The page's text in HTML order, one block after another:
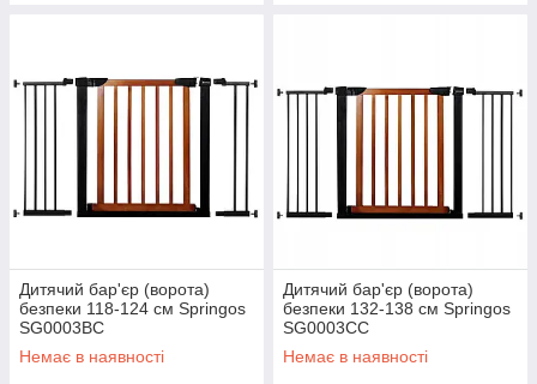
Дитячий бар'єр (ворота)
безпеки 118-124 см Springos
SG0003BC
Немає в наявності
Дитячий бар'єр (ворота)
безпеки 132-138 см Springos
SG0003CC
Немає в наявності